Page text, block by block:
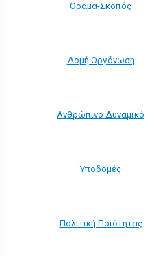
Όραμα-Σκοπός
Δομή Οργάνωση
Ανθρώπινο Δυναμικό
Υποδομές
Πολιτική Ποιότητας